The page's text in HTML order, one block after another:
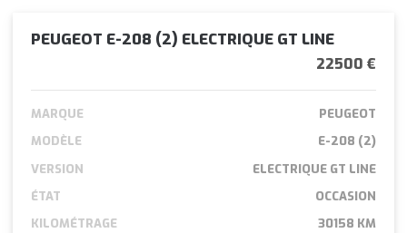
PEUGEOT E-208 (2) ELECTRIQUE GT LINE
22500 €
MARQUE
PEUGEOT
MODÈLE
E-208 (2)
VERSION
ELECTRIQUE GT LINE
ÉTAT
OCCASION
KILOMÉTRAGE
30158 KM